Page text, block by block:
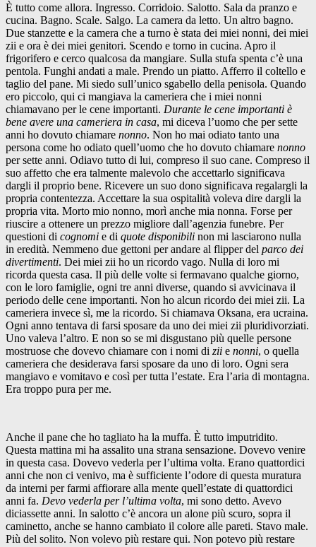
È tutto come allora. Ingresso. Corridoio. Salotto. Sala da pranzo e
cucina. Bagno. Scale. Salgo. La camera da letto. Un altro bagno.
Due stanzette e la camera che a turno è stata dei miei nonni, dei miei
zii e ora è dei miei genitori. Scendo e torno in cucina. Apro il
frigorifero e cerco qualcosa da mangiare. Sulla stufa spenta c’è una
pentola. Funghi andati a male. Prendo un piatto. Afferro il coltello e
taglio del pane. Mi siedo sull’unico sgabello della penisola. Quando
ero piccolo, qui ci mangiava la cameriera che i miei nonni
chiamavano per le cene importanti. Durante le cene importanti è
bene avere una cameriera in casa, mi diceva l’uomo che per sette
anni ho dovuto chiamare nonno. Non ho mai odiato tanto una
persona come ho odiato quell’uomo che ho dovuto chiamare nonno
per sette anni. Odiavo tutto di lui, compreso il suo cane. Compreso il
suo affetto che era talmente malevolo che accettarlo significava
dargli il proprio bene. Ricevere un suo dono significava regalargli la
propria contentezza. Accettare la sua ospitalità voleva dire dargli la
propria vita. Morto mio nonno, morì anche mia nonna. Forse per
riuscire a ottenere un prezzo migliore dall’agenzia funebre. Per
questioni di cognomi e di quote disponibili non mi lasciarono nulla
in eredità. Nemmeno due gettoni per andare al flipper del parco dei
divertimenti. Dei miei zii ho un ricordo vago. Nulla di loro mi
ricorda questa casa. Il più delle volte si fermavano qualche giorno,
con le loro famiglie, ogni tre anni diverse, quando si avvicinava il
periodo delle cene importanti. Non ho alcun ricordo dei miei zii. La
cameriera invece sì, me la ricordo. Si chiamava Oksana, era ucraina.
Ogni anno tentava di farsi sposare da uno dei miei zii pluridivorziati.
Uno valeva l’altro. E non so se mi disgustano più quelle persone
mostruose che dovevo chiamare con i nomi di zii e nonni, o quella
cameriera che desiderava farsi sposare da uno di loro. Ogni sera
mangiavo e vomitavo e così per tutta l’estate. Era l’aria di montagna.
Era troppo pura per me.
Anche il pane che ho tagliato ha la muffa. È tutto imputridito.
Questa mattina mi ha assalito una strana sensazione. Dovevo venire
in questa casa. Dovevo vederla per l’ultima volta. Erano quattordici
anni che non ci venivo, ma è sufficiente l’odore di questa muratura
da interni per farmi affiorare alla mente quell’estate di quattordici
anni fa. Devo vederla per l’ultima volta, mi sono detto. Avevo
diciassette anni. In salotto c’è ancora un alone più scuro, sopra il
caminetto, anche se hanno cambiato il colore alle pareti. Stavo male.
Più del solito. Non volevo più restare qui. Non potevo più restare